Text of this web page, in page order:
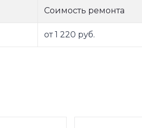
Соимость ремонта
от 1 220 руб.